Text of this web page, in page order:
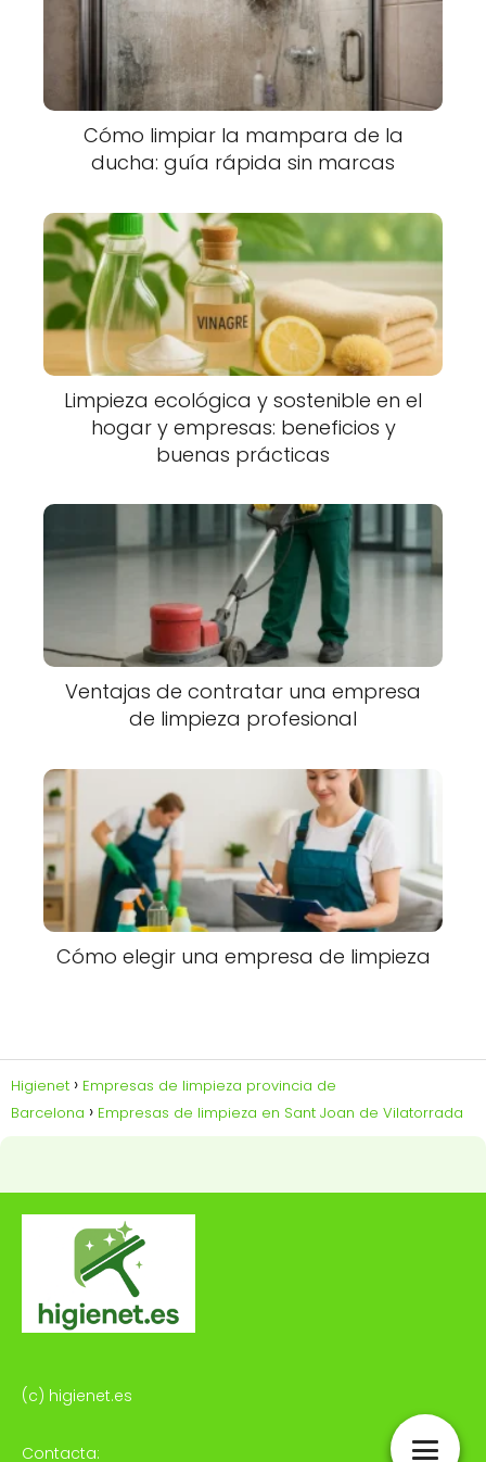
Cómo limpiar la mampara de la
ducha: guía rápida sin marcas
Limpieza ecológica y sostenible en el
hogar y empresas: beneficios y
buenas prácticas
Ventajas de contratar una empresa
de limpieza profesional
Cómo elegir una empresa de limpieza
Higienet
Empresas de limpieza provincia de
Barcelona
Empresas de limpieza en Sant Joan de Vilatorrada
(c) higienet.es
Contacta: